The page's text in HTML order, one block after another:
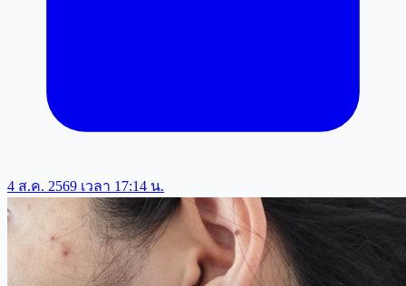
4 ส.ค. 2569 เวลา 17:14 น.